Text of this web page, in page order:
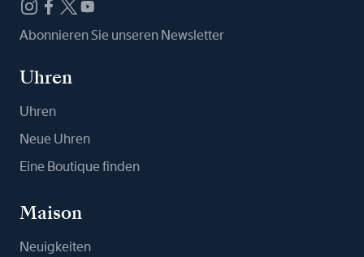
Abonnieren Sie unseren Newsletter
Uhren
Uhren
Neue Uhren
Eine Boutique finden
Maison
Neuigkeiten